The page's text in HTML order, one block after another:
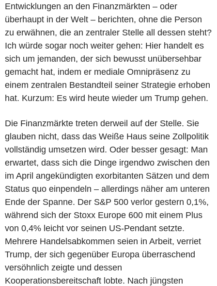
Entwicklungen an den Finanzmärkten – oder
überhaupt in der Welt – berichten, ohne die Person
zu erwähnen, die an zentraler Stelle all dessen steht?
Ich würde sogar noch weiter gehen: Hier handelt es
sich um jemanden, der sich bewusst unübersehbar
gemacht hat, indem er mediale Omnipräsenz zu
einem zentralen Bestandteil seiner Strategie erhoben
hat. Kurzum: Es wird heute wieder um Trump gehen.
Die Finanzmärkte treten derweil auf der Stelle. Sie
glauben nicht, dass das Weiße Haus seine Zollpolitik
vollständig umsetzen wird. Oder besser gesagt: Man
erwartet, dass sich die Dinge irgendwo zwischen den
im April angekündigten exorbitanten Sätzen und dem
Status quo einpendeln – allerdings näher am unteren
Ende der Spanne. Der S&P 500 verlor gestern 0,1%,
während sich der Stoxx Europe 600 mit einem Plus
von 0,4% leicht vor seinen US-Pendant setzte.
Mehrere Handelsabkommen seien in Arbeit, verriet
Trump, der sich gegenüber Europa überraschend
versöhnlich zeigte und dessen
Kooperationsbereitschaft lobte. Nach jüngsten